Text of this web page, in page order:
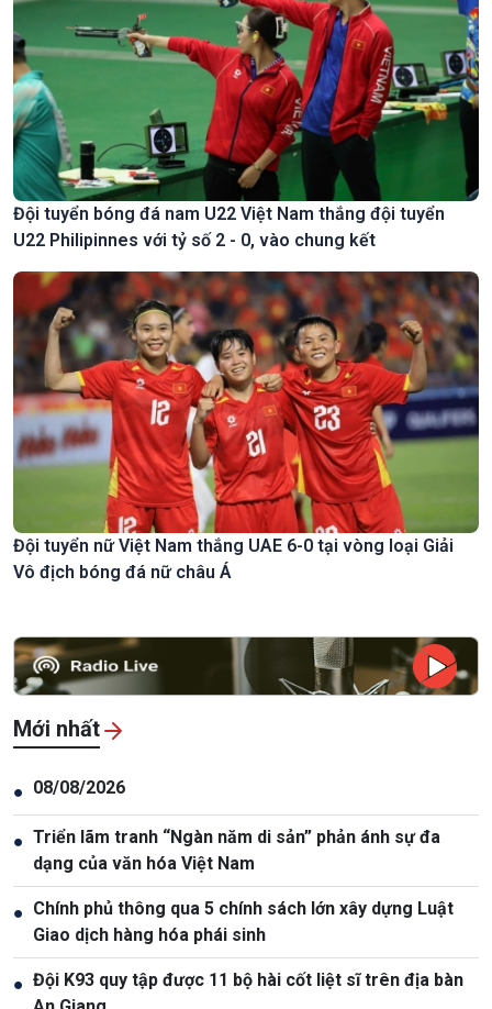
Đội tuyển bóng đá nam U22 Việt Nam thắng đội tuyển
U22 Philipinnes với tỷ số 2 - 0, vào chung kết
Đội tuyển nữ Việt Nam thắng UAE 6-0 tại vòng loại Giải
Vô địch bóng đá nữ châu Á
Mới nhất
● 08/08/2026
● Triển lãm tranh “Ngàn năm di sản” phản ánh sự đa
dạng của văn hóa Việt Nam
● Chính phủ thông qua 5 chính sách lớn xây dựng Luật
Giao dịch hàng hóa phái sinh
● Đội K93 quy tập được 11 bộ hài cốt liệt sĩ trên địa bàn